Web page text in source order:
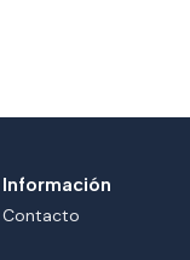
Información
Contacto